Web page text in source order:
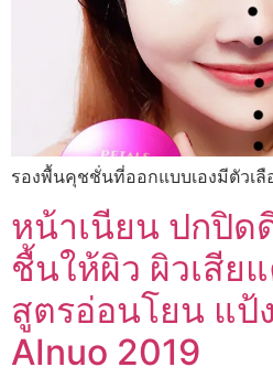
รองพื้นคุชชั่นที่ออกแบบเองมีตัวเ
หน้าเนียน ปกปิด
ชื้นให้ผิว ผิวเสีย
สูตรอ่อนโยน แ
AInuo 2019